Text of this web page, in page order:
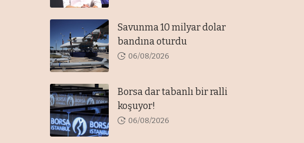
Savunma 10 milyar dolar
bandına oturdu
06/08/2026
Borsa dar tabanlı bir ralli
koşuyor!
06/08/2026